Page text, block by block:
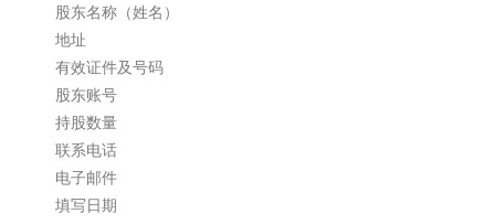
股东名称（姓名）
地址
有效证件及号码
股东账号
持股数量
联系电话
电子邮件
填写日期